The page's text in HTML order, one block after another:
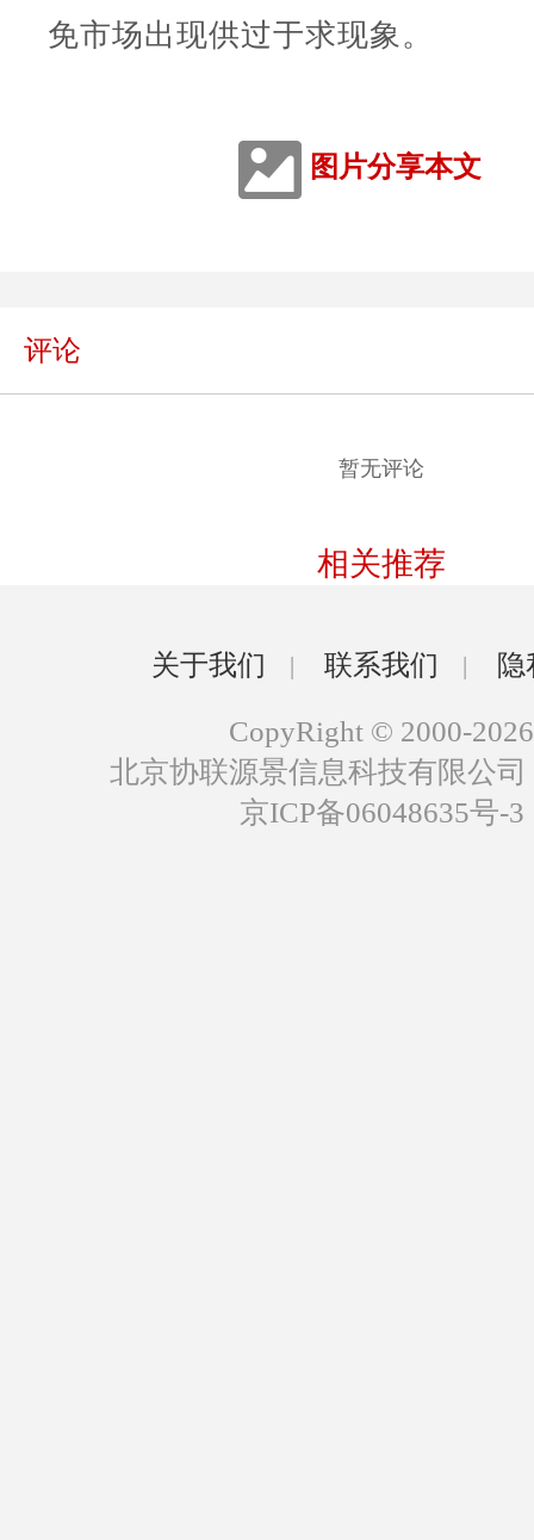
免市场出现供过于求现象。
图片分享本文
评论
暂无评论
相关推荐
关于我们 | 联系我们 |
CopyRight © 2000-2026
北京协联源景信息科技有限公
京ICP备06048635号-3